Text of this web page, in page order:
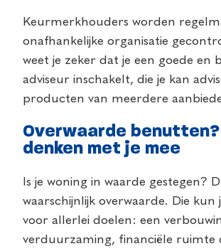
Keurmerkhouders worden
onafhankelijke organisatie
weet je zeker dat je een goede en
adviseur inschakelt, die je kan
producten van meerdere
Overwaarde
denken met je mee
Is je woning in waarde gestegen?
waarschijnlijk overwaarde. Die kun
voor allerlei doelen: een
verduurzaming, financiële ruimte